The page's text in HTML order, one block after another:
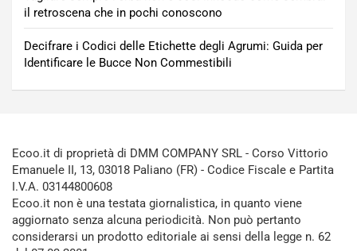
il retroscena che in pochi conoscono
Decifrare i Codici delle Etichette degli Agrumi: Guida per
Identificare le Bucce Non Commestibili
Ecoo.it di proprietà di DMM COMPANY SRL - Corso Vittorio
Emanuele II, 13, 03018 Paliano (FR) - Codice Fiscale e Partita
I.V.A. 03144800608
Ecoo.it non è una testata giornalistica, in quanto viene
aggiornato senza alcuna periodicità. Non può pertanto
considerarsi un prodotto editoriale ai sensi della legge n. 62